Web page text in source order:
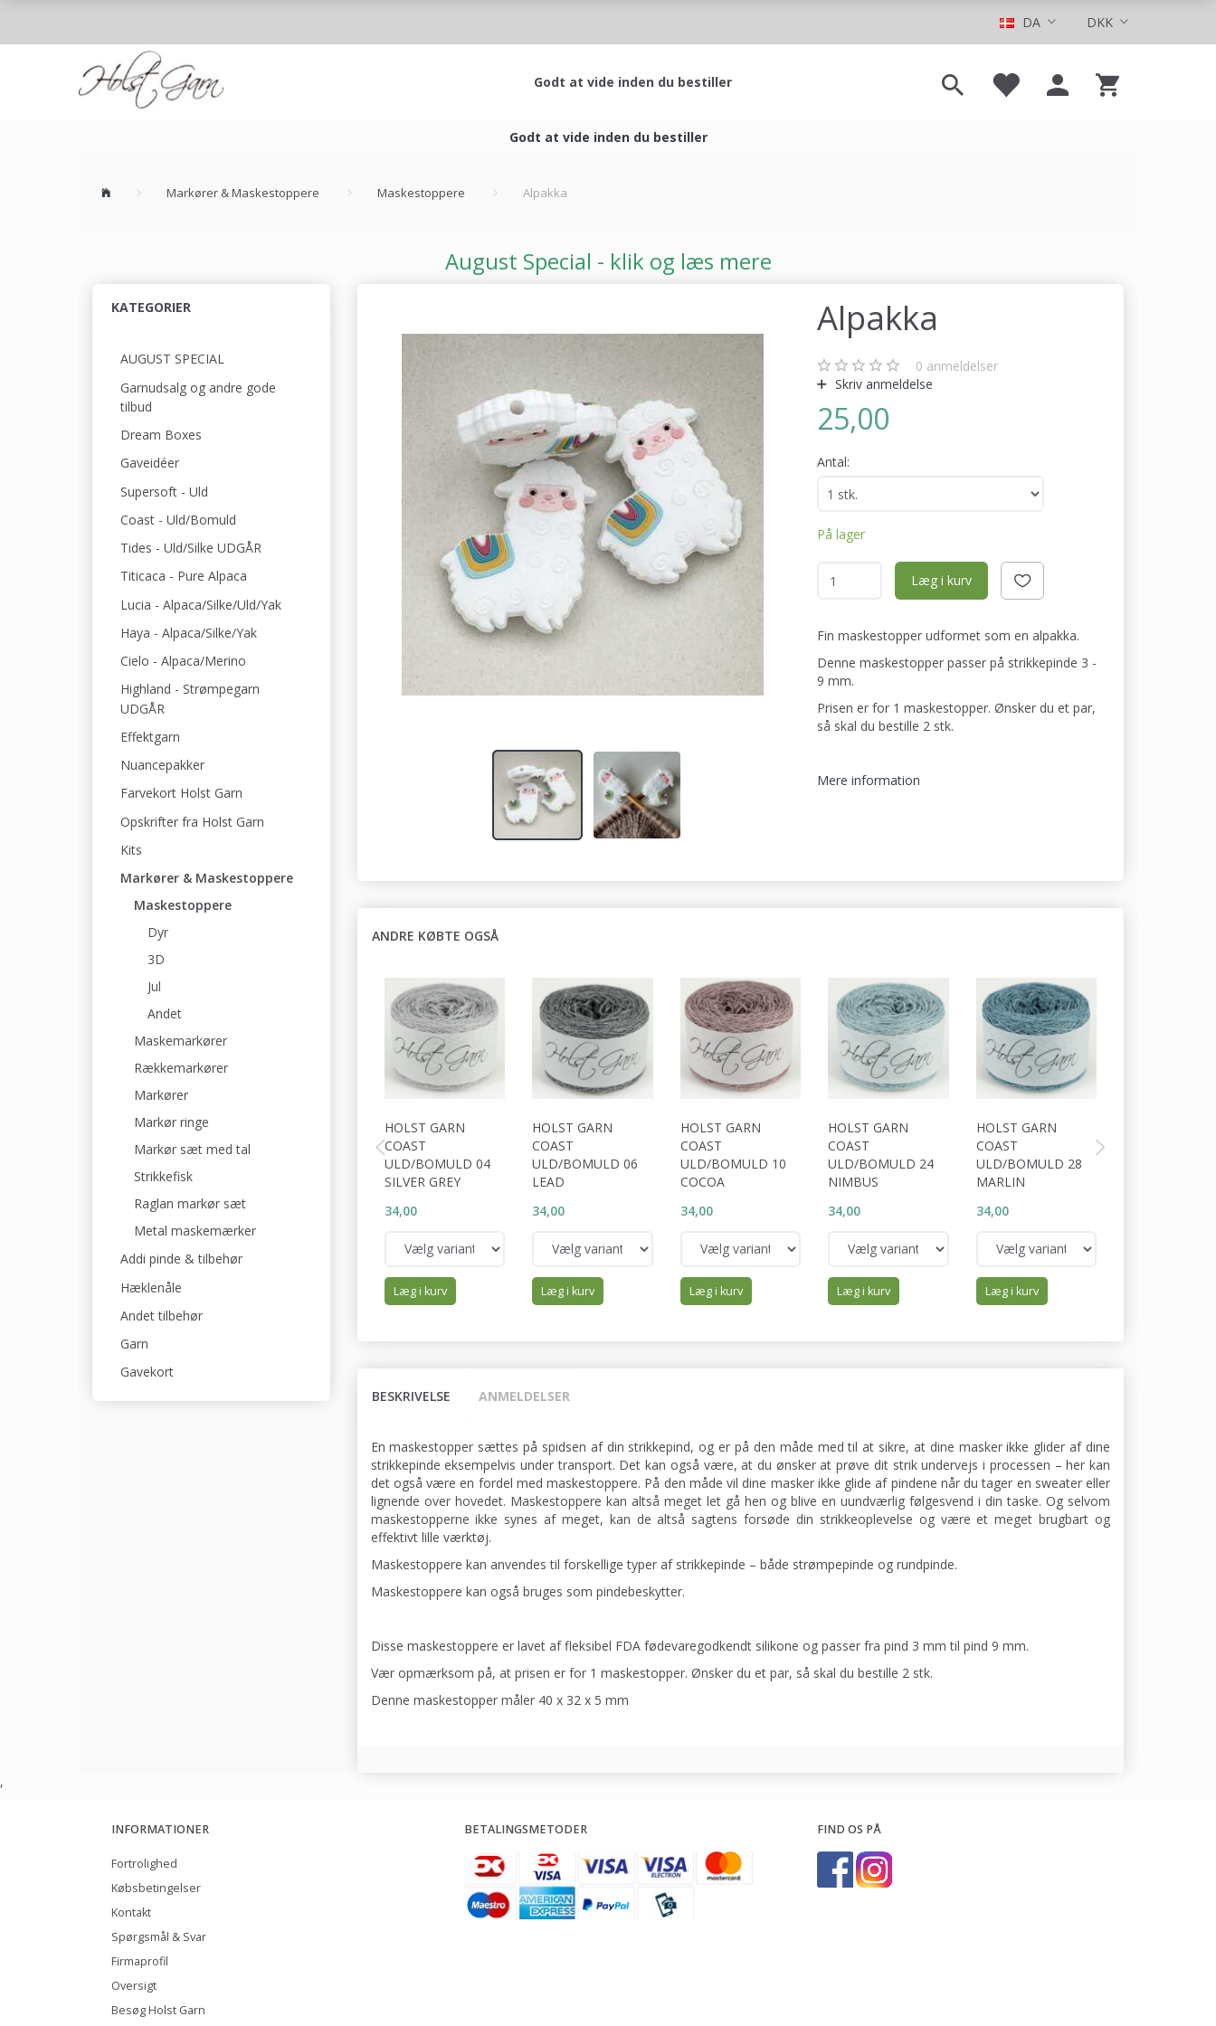
DKK
DA
Godt at vide inden du bestiller
Godt at vide inden du bestiller
Markører & Maskestoppere Maskestoppere Alpakka
August Special - klik og læs mere
KATEGORIER
AUGUST SPECIAL
Garnudsalg og andre gode
tilbud
Dream Boxes
Gaveidéer
Supersoft - Uld
Coast - Uld/Bomuld
Tides - Uld/Silke UDGÅR
Titicaca - Pure Alpaca
Lucia - Alpaca/Silke/Uld/Yak
Haya - Alpaca/Silke/Yak
Cielo - Alpaca/Merino
Highland - Strømpegarn
UDGÅR
Effektgarn
Nuancepakker
Farvekort Holst Garn
Opskrifter fra Holst Garn
Kits
Markører & Maskestoppere
Maskestoppere
Dyr
3D
Jul
Andet
Maskemarkører
Rækkemarkører
Markører
Markør ringe
Markør sæt med tal
Strikkefisk
Raglan markør sæt
Metal maskemærker
Addi pinde & tilbehør
Hæklenåle
Andet tilbehør
Garn
Gavekort
Alpakka
0 anmeldelser
Skriv anmeldelse
25,00
Antal:
På lager
Læg i kurv
Fin maskestopper udformet som en alpakka.
Denne maskestopper passer på strikkepinde 3 -
9 mm.
Prisen er for 1 maskestopper. Ønsker du et par,
så skal du bestille 2 stk.
Mere information
ANDRE KØBTE OGSÅ
HOLST GARN
COAST
ULD/BOMULD 04
SILVER GREY
34,00
Læg i kurv
HOLST GARN
COAST
ULD/BOMULD 06
LEAD
34,00
Læg i kurv
HOLST GARN
COAST
ULD/BOMULD 10
COCOA
34,00
Læg i kurv
HOLST GARN
COAST
ULD/BOMULD 24
NIMBUS
34,00
Læg i kurv
HOLST GARN
COAST
ULD/BOMULD 28
MARLIN
34,00
Læg i kurv
BESKRIVELSE ANMELDELSER
En maskestopper sættes på spidsen af din strikkepind, og er på den måde med til at sikre, at dine masker ikke glider af dine
strikkepinde eksempelvis under transport. Det kan også være, at du ønsker at prøve dit strik undervejs i processen – her kan
det også være en fordel med maskestoppere. På den måde vil dine masker ikke glide af pindene når du tager en sweater eller
lignende over hovedet. Maskestoppere kan altså meget let gå hen og blive en uundværlig følgesvend i din taske. Og selvom
maskestopperne ikke synes af meget, kan de altså sagtens forsøde din strikkeoplevelse og være et meget brugbart og
effektivt lille værktøj.
Maskestoppere kan anvendes til forskellige typer af strikkepinde – både strømpepinde og rundpinde.
Maskestoppere kan også bruges som pindebeskytter.
Disse maskestoppere er lavet af fleksibel FDA fødevaregodkendt silikone og passer fra pind 3 mm til pind 9 mm.
Vær opmærksom på, at prisen er for 1 maskestopper. Ønsker du et par, så skal du bestille 2 stk.
Denne maskestopper måler 40 x 32 x 5 mm
,
INFORMATIONER
Fortrolighed
Købsbetingelser
Kontakt
Spørgsmål & Svar
Firmaprofil
Oversigt
Besøg Holst Garn
BETALINGSMETODER FIND OS PÅ